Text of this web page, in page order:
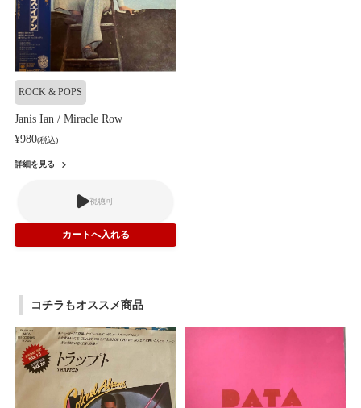
ROCK & POPS
Janis Ian / Miracle Row
¥980(税込)
詳細を見る
視聴可
コチラもオススメ商品